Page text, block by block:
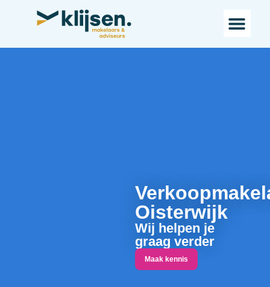
Oisterwijk
Wij helpen je
graag verder
Maak kennis